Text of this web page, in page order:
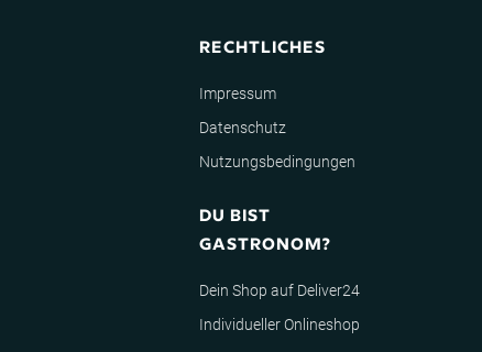
RECHTLICHES
Impressum
Datenschutz
Nutzungsbedingungen
DU BIST
GASTRONOM?
Dein Shop auf Deliver24
Individueller Onlineshop